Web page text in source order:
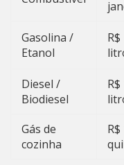
Gasolina /
Etanol
Diesel /
Biodiesel
Gás de
cozinha